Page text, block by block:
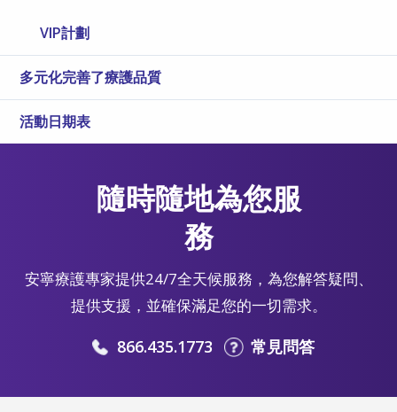
VIP計劃
多元化完善了療護品質
活動日期表
隨時隨地為您服
務
安寧療護專家提供24/7全天候服務，為您解答疑問、
提供支援，並確保滿足您的一切需求。
866.435.1773 常見問答